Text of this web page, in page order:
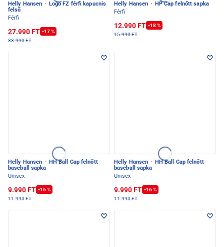
Helly Hansen ·
Logo FZ férfi kapucnis
felső
Férfi
27.990 FT -17 %
33.990 FT
Helly Hansen ·
HP Cap felnőtt sapka
Férfi
12.990 FT -18 %
15.990 FT
Helly Hansen ·
HH Ball Cap felnőtt
baseball sapka
Unisex
9.990 FT -16 %
11.990 FT
Helly Hansen ·
HH Ball Cap felnőtt
baseball sapka
Unisex
9.990 FT -16 %
11.990 FT